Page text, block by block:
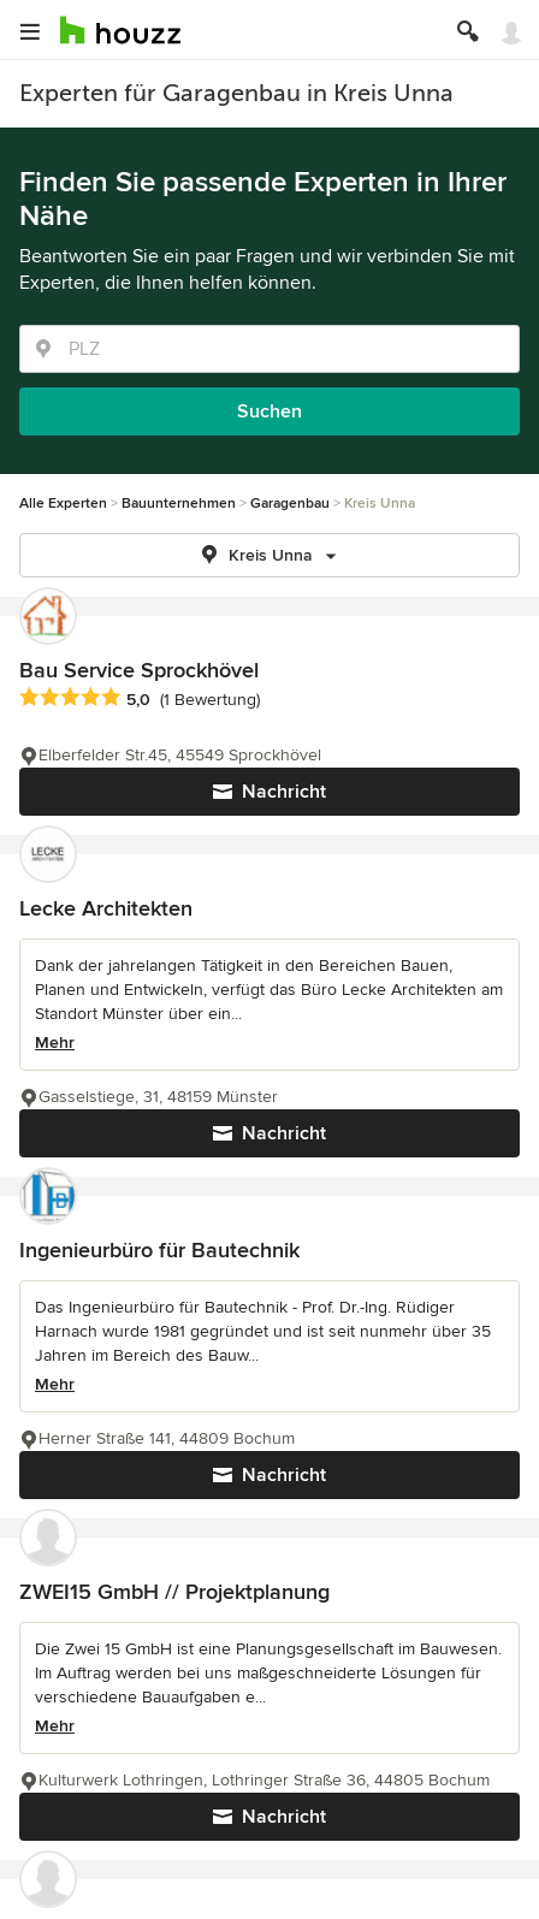
Experten für Garagenbau in Kreis Unna
Finden Sie passende Experten in Ihrer
Nähe
Beantworten Sie ein paar Fragen und wir verbinden Sie mit
Experten, die Ihnen helfen können.
Suchen
Alle Experten Bauunternehmen Garagenbau Kreis Unna
Kreis Unna
Bau Service Sprockhövel
Durchschnittliche Bewertung: 5 von 5 Sternen
5,0 (1 Bewertung)
Nachricht
Elberfelder Str.45, 45549 Sprockhövel
Lecke Architekten
Dank der jahrelangen Tätigkeit in den Bereichen Bauen,
Planen und Entwickeln, verfügt das Büro Lecke Architekten am
Standort Münster über ein...
Mehr
Nachricht
Gasselstiege, 31, 48159 Münster
Ingenieurbüro für Bautechnik
Das Ingenieurbüro für Bautechnik - Prof. Dr.-Ing. Rüdiger
Harnach wurde 1981 gegründet und ist seit nunmehr über 35
Jahren im Bereich des Bauw...
Mehr
Nachricht
Herner Straße 141, 44809 Bochum
ZWEI15 GmbH // Projektplanung
Die Zwei 15 GmbH ist eine Planungsgesellschaft im Bauwesen.
Im Auftrag werden bei uns maßgeschneiderte Lösungen für
verschiedene Bauaufgaben e...
Mehr
Nachricht
Kulturwerk Lothringen, Lothringer Straße 36, 44805 Bochum